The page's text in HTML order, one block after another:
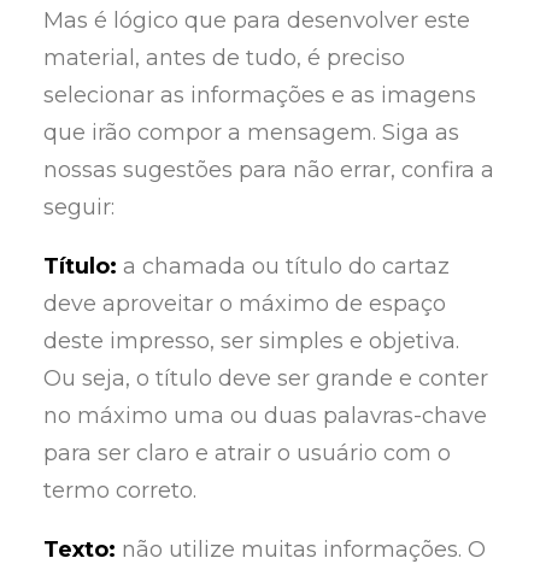
Mas é lógico que para desenvolver este
material, antes de tudo, é preciso
selecionar as informações e as imagens
que irão compor a mensagem. Siga as
nossas sugestões para não errar, confira a
seguir:
Título: a chamada ou título do cartaz
deve aproveitar o máximo de espaço
deste impresso, ser simples e objetiva.
Ou seja, o título deve ser grande e conter
no máximo uma ou duas palavras-chave
para ser claro e atrair o usuário com o
termo correto.
Texto: não utilize muitas informações. O